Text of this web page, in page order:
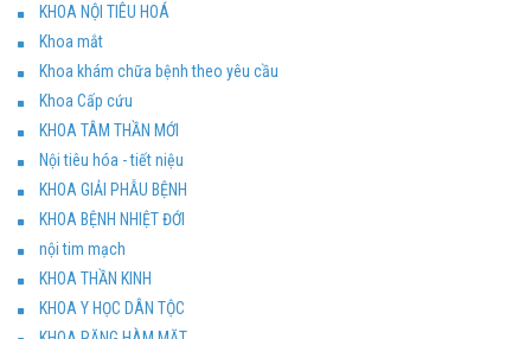
KHOA NỘI TIÊU HOÁ
Khoa mắt
Khoa khám chữa bệnh theo yêu cầu
Khoa Cấp cứu
KHOA TÂM THẦN MỚI
Nội tiêu hóa - tiết niệu
KHOA GIẢI PHẪU BỆNH
KHOA BỆNH NHIỆT ĐỚI
nội tim mạch
KHOA THẦN KINH
KHOA Y HỌC DÂN TỘC